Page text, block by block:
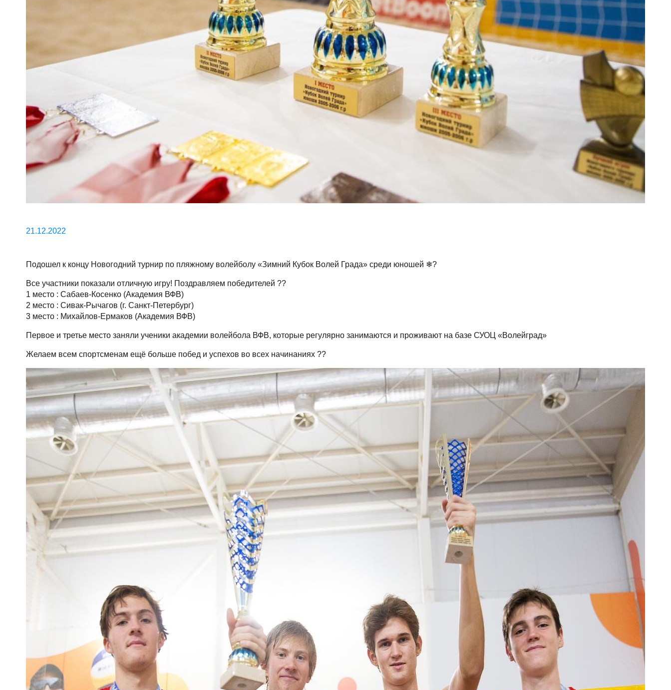
21.12.2022
Подошел к концу Новогодний турнир по пляжному волейболу «Зимний Кубок Волей Града» среди юношей ❄?
Все участники показали отличную игру! Поздравляем победителей ??
1 место : Сабаев-Косенко (Академия ВФВ)
2 место : Сивак-Рычагов (г. Санкт-Петербург)
3 место : Михайлов-Ермаков (Академия ВФВ)
Первое и третье место заняли ученики академии волейбола ВФВ, которые регулярно занимаются и проживают на базе СУОЦ «Волейград»
Желаем всем спортсменам ещё больше побед и успехов во всех начинаниях ??